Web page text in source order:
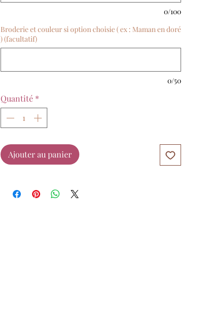
0/100
Broderie et couleur si option choisie ( ex : Maman en doré
) (facultatif)
0/50
Quantité *
Ajouter au panier